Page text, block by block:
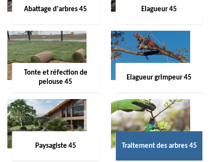
Abattage d'arbres 45 Elagueur 45
Tonte et réfection de
pelouse 45
Elagueur grimpeur 45
Paysagiste 45 Traitement des arbres 45